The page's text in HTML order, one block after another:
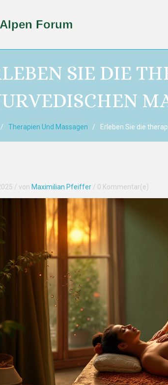
SIE DIE
Therapien Und Massagen Erleben Sie die
/ von Maximilian Pfeiffer / 0 Kommentar(e)